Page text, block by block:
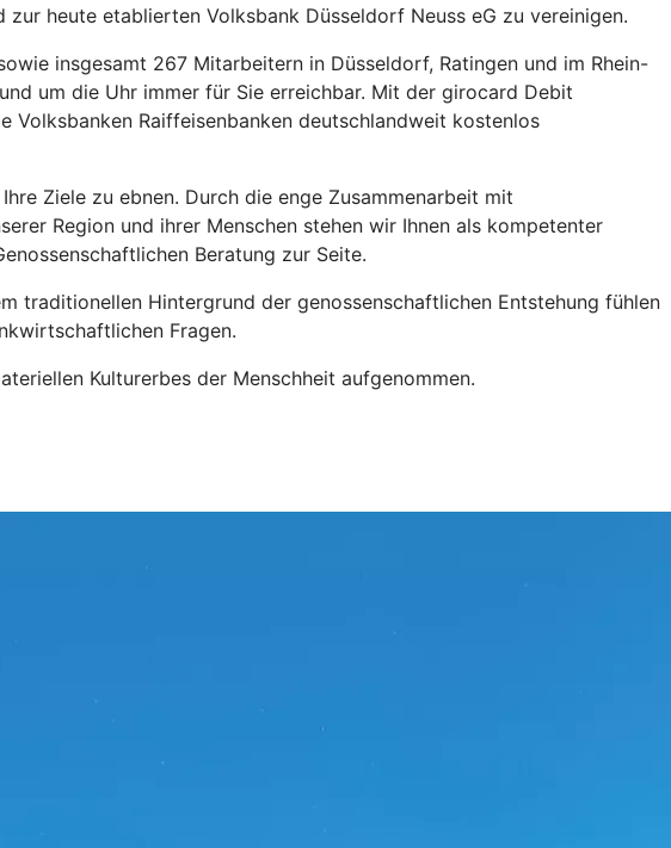
heute etablierten Volksbank Düsseldorf Neuss eG zu vereinigen.
insgesamt 267 Mitarbeitern in Düsseldorf, Ratingen und im Rhein-
um die Uhr immer für Sie erreichbar. Mit der girocard Debit
Volksbanken Raiffeisenbanken deutschlandweit kostenlos
Ziele zu ebnen. Durch die enge Zusammenarbeit mit
Region und ihrer Menschen stehen wir Ihnen als kompetenter
Beratung zur Seite.
traditionellen Hintergrund der genossenschaftlichen Entstehung fühlen
Fragen.
Kulturerbes der Menschheit aufgenommen.